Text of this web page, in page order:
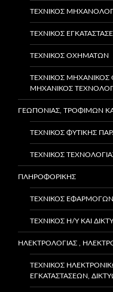
ΤΕΧΝΙΚΌΣ
ΤΕΧΝΙΚΌΣ
ΤΕΧΝΙΚΌΣ ΟΧΗΜΆΤΩΝ
ΤΕΧΝΙΚΌΣ ΜΗΧΑΝΙΚΌΣ
ΜΗΧΑΝΙΚΌΣ
ΓΕΩΠΟΝΙΑΣ, ΤΡΟΦΙΜΩΝ
ΤΕΧΝΙΚΌΣ ΦΥΤΙΚΉΣ
ΤΕΧΝΙΚΟΣ
ΠΛΗΡΟΦΟΡΙΚΗΣ
ΤΕΧΝΙΚΌΣ
ΤΕΧΝΙΚΌΣ Η/Υ ΚΑΙ
ΗΛΕΚΤΡΟΛΟΓΙΑΣ ,
ΤΕΧΝΙΚΌΣ
ΕΓΚΑΤΑΣΤΆΣΕΩΝ,